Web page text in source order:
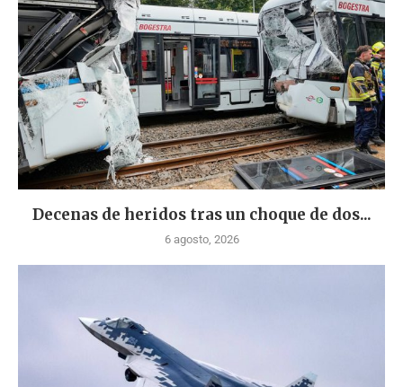
Decenas de heridos tras un choque de dos...
6 agosto, 2026